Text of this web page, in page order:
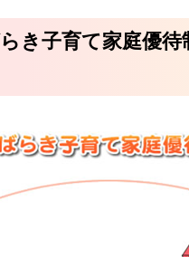
き子育て家庭優